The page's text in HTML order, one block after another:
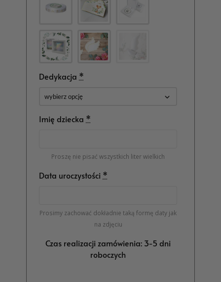
Dedykacja *
Imię dziecka *
Proszę nie pisać wszystkich liter wielkich
Data uroczystości *
Prosimy zachować dokładnie taką formę daty jak
na zdjęciu
Czas realizacji zamówienia: 3-5 dni
roboczych